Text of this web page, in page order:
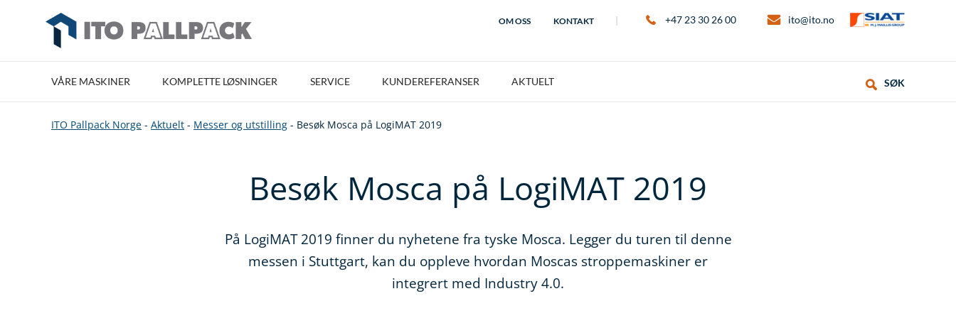
OM OSS KONTAKT +47 23 30 26 00 ito@ito.no
VÅRE MASKINER KOMPLETTE LØSNINGER SERVICE KUNDEREFERANSER AKTUELT SØK
ITO Pallpack Norge - Aktuelt - Messer og utstilling - Besøk Mosca på LogiMAT 2019
Besøk Mosca på LogiMAT 2019
På LogiMAT 2019 finner du nyhetene fra tyske Mosca. Legger du turen til denne
messen i Stuttgart, kan du oppleve hvordan Moscas stroppemaskiner er
integrert med Industry 4.0.